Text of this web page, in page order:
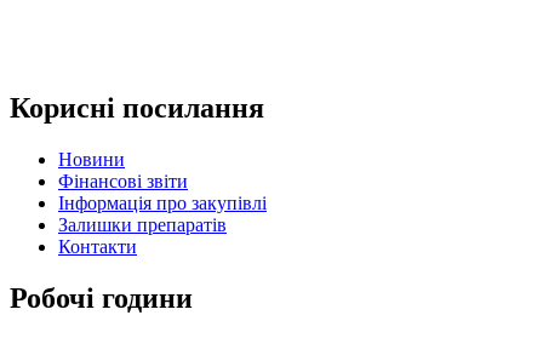
Корисні посилання
Новини
Фінансові звіти
Інформація про закупівлі
Залишки препаратів
Контакти
Робочі години